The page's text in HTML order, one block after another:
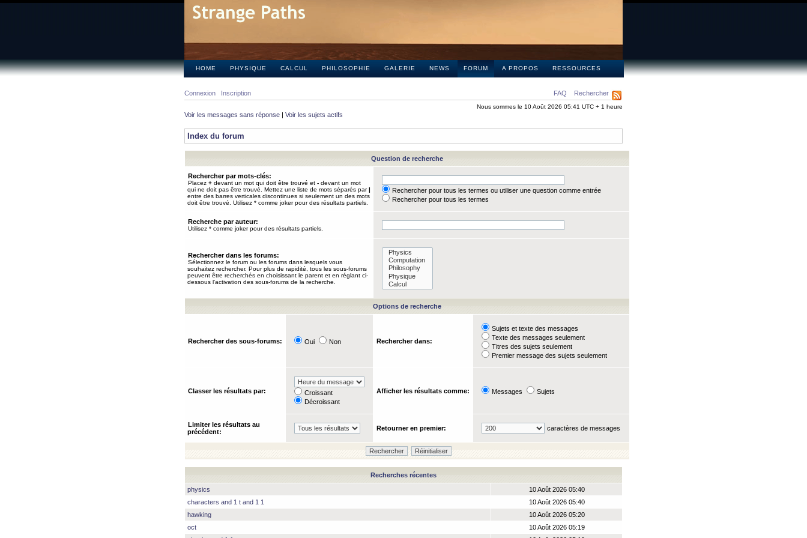
HOME PHYSIQUE CALCUL PHILOSOPHIE GALERIE NEWS FORUM A PROPOS RESSOURCES
FAQ Rechercher
Connexion Inscription
Nous sommes le 10 Août 2026 05:41 UTC + 1 heure
Voir les messages sans réponse | Voir les sujets actifs
Index du forum
Question de recherche
Rechercher par mots-clés:
Placez + devant un mot qui doit être trouvé et - devant un mot
qui ne doit pas être trouvé. Mettez une liste de mots séparés par|
entre des barres verticales discontinues si seulement un des mots
doit être trouvé. Utilisez * comme joker pour des résultats partiels.
Rechercher pour tous les termes ou utiliser une question comme entrée
Rechercher pour tous les termes
Recherche par auteur:
Utilisez * comme joker pour des résultats partiels.
Rechercher dans les forums:
Sélectionnez le forum ou les forums dans lesquels vous
souhaitez rechercher. Pour plus de rapidité, tous les sous-forums
peuvent être recherchés en choisissant le parent et en réglant ci-
dessous l’activation des sous-forums de la recherche.
Options de recherche
Rechercher des sous-forums: Oui Non Rechercher dans:
Sujets et texte des messages
Texte des messages seulement
Titres des sujets seulement
Premier message des sujets seulement
Classer les résultats par:
Croissant
Décroissant
Afficher les résultats comme: Messages Sujets
Limiter les résultats au
précédent:
Retourner en premier: caractères de messages
Recherches récentes
physics
10 Août 2026 05:40
characters and 1 t and 1 1
10 Août 2026 05:40
hawking
10 Août 2026 05:20
oct
10 Août 2026 05:19